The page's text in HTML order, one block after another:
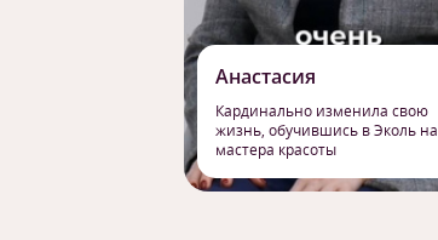
Анастасия
Кардинально изменила свою
жизнь, обучившись в Эколь на
мастера красоты